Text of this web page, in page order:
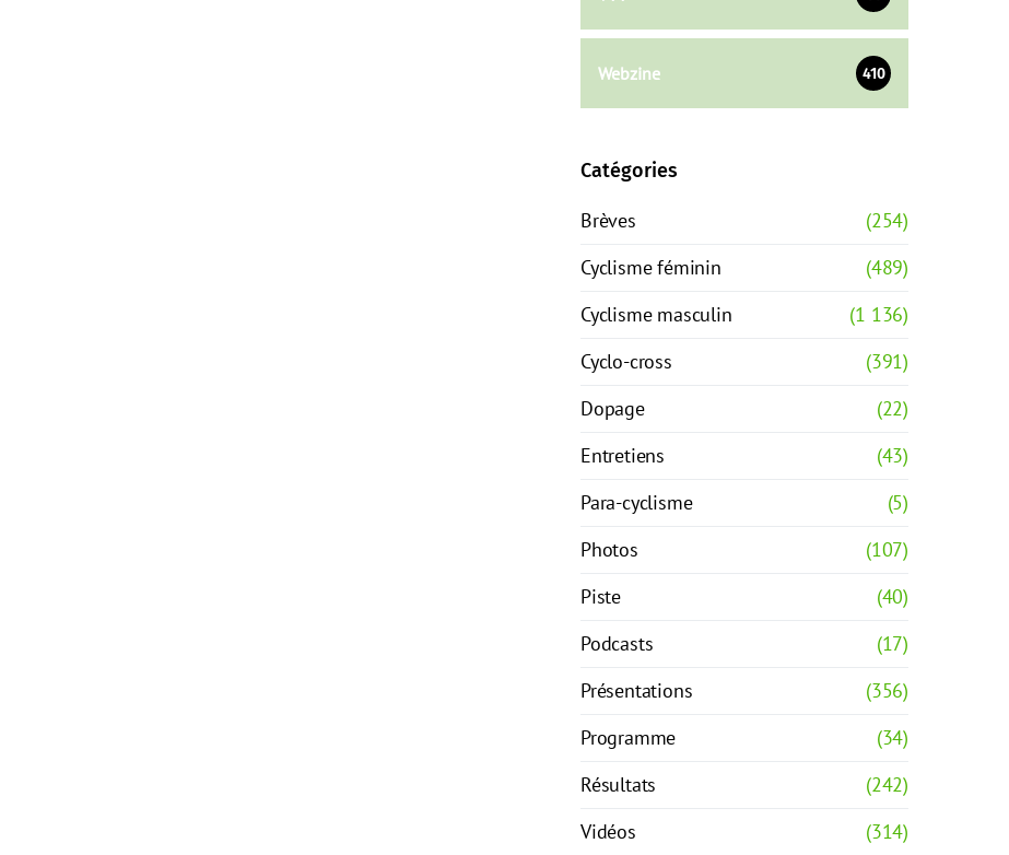
Webzine 410
Catégories
Brèves
(254)
Cyclisme féminin
(489)
Cyclisme masculin
(1 136)
Cyclo-cross
(391)
Dopage
(22)
Entretiens
(43)
Para-cyclisme
(5)
Photos
(107)
Piste
(40)
Podcasts
(17)
Présentations
(356)
Programme
(34)
Résultats
(242)
Vidéos
(314)